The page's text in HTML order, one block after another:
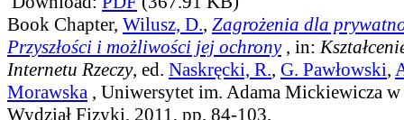
Book Chapter, Wilusz, D., Zagrożenia dla
Przyszłości i możliwości jej ochrony, in:
Internetu Rzeczy, ed. Naskręcki, R., G. Pawłowski,
Morawska , Uniwersytet im. Adama Mickiewicza
Wydział Fizyki, 2011, pp. 84-103.